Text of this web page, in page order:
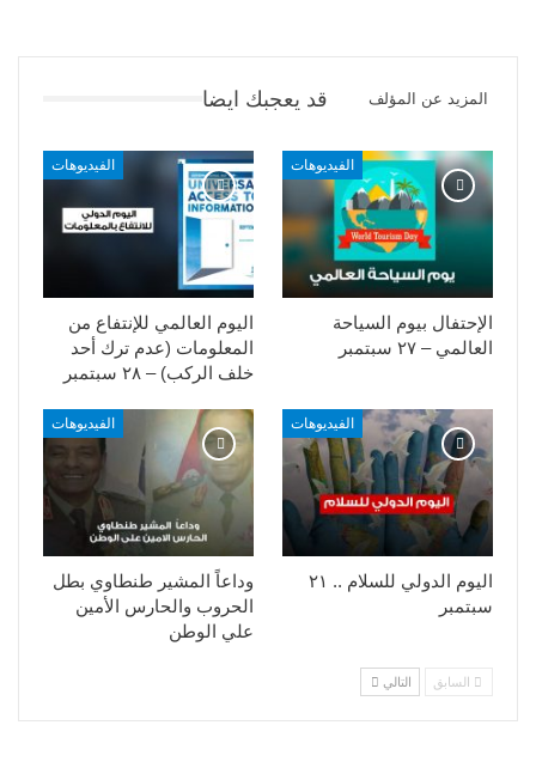
قد يعجبك ايضا المزيد عن المؤلف
الفيديوهات
اليوم العالمي للإنتفاع من
المعلومات (عدم ترك أحد
خلف الركب) – ٢٨ سبتمبر
الفيديوهات
الإحتفال بيوم السياحة
العالمي – ٢٧ سبتمبر
الفيديوهات
وداعاً المشير طنطاوي بطل
الحروب والحارس الأمين
علي الوطن
الفيديوهات
اليوم الدولي للسلام .. ٢١
سبتمبر
السابق التالي